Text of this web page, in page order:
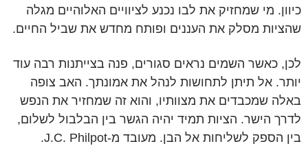
כיוון. מי שמחזיק את לבו נכנע לציוויים האלוהיים מגלה
שהציות מסלק את העננים ופותח מחדש את שביל החיים.
לכן, כאשר השמים נראים סגורים, פנה בצייתנות רבה עוד
יותר. אל תיתן לתחושות לנהל את אמונתך. האב צופה
באלה שמכבדים את מצוותיו, והוא זה שמחזיר את הנפש
לדרך הישר. הציות תמיד יהיה הגשר בין הבלבול לשלום,
בין הספק לשליחות אל הבן. מעובד מ-J.C. Philpot.